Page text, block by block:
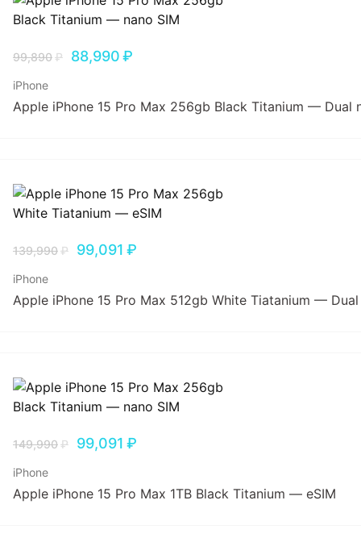
99,890₽ 88,990₽
iPhone
Apple iPhone 15 Pro Max 256gb Black Titanium — Dual
139,990₽ 99,091 ₽
iPhone
Apple iPhone 15 Pro Max 512gb White Tiatanium — Dual
149,990₽ 99,091 ₽
iPhone
Apple iPhone 15 Pro Max 1TB Black Titanium — eSIM